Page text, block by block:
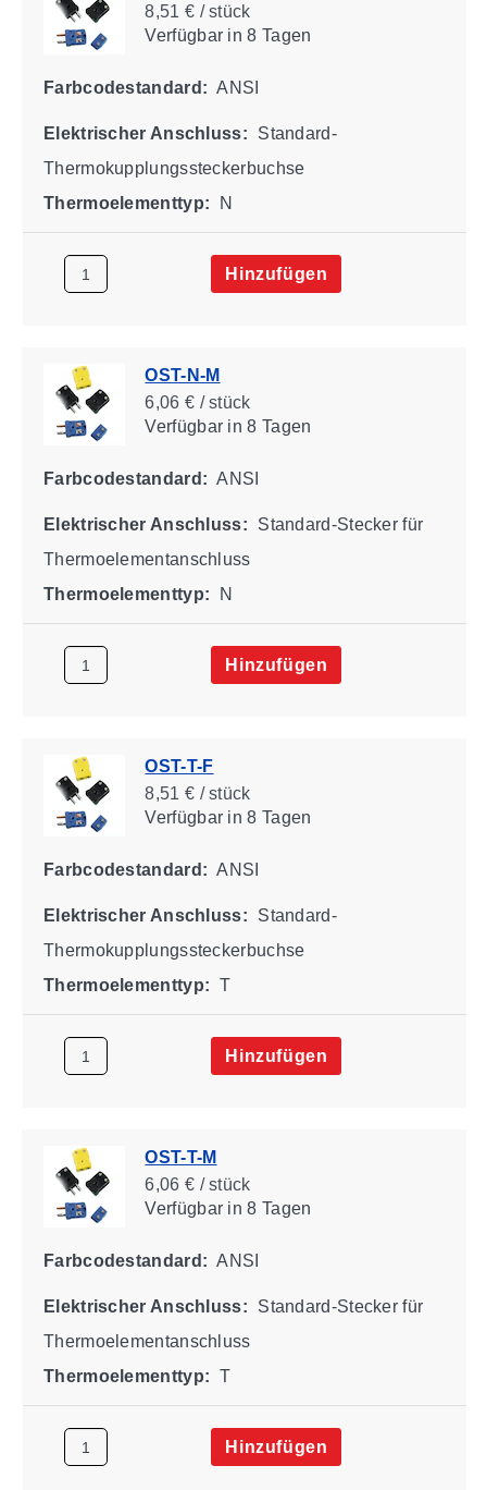
8,51 € / stück
Verfügbarin 8 Tagen
Farbcodestandard: ANSI
Elektrischer Anschluss:
Standard-
Thermokupplungssteckerbuchse
Thermoelementtyp:
N
Hinzufügen
OST-N-M
6,06 € / stück
Verfügbarin 8 Tagen
Farbcodestandard: ANSI
Elektrischer Anschluss:
Standard-Stecker für
Thermoelementanschluss
Thermoelementtyp:
N
Hinzufügen
OST-T-F
8,51 € / stück
Verfügbarin 8 Tagen
Farbcodestandard: ANSI
Elektrischer Anschluss:
Standard-
Thermokupplungssteckerbuchse
Thermoelementtyp: T
Hinzufügen
OST-T-M
6,06 € / stück
Verfügbarin 8 Tagen
Farbcodestandard: ANSI
Elektrischer Anschluss:
Standard-Stecker für
Thermoelementanschluss
Thermoelementtyp: T
Hinzufügen